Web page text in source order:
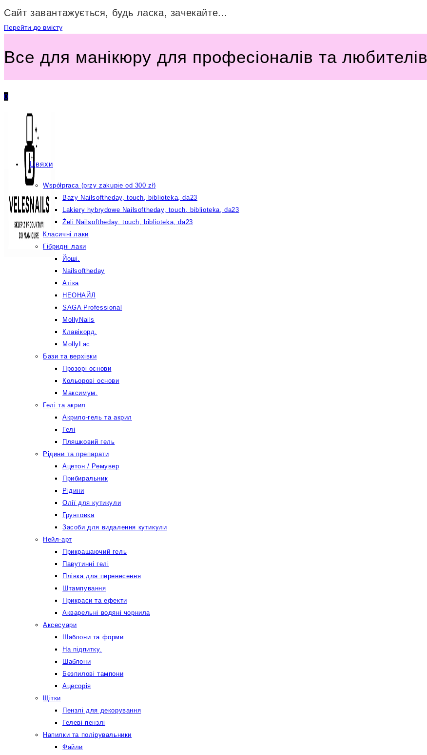
Сайт завантажується, будь ласка, зачекайте...
Перейти до вмісту
Все для манікюру для професіоналів та любителів
0
Цвяхи
Współpraca (przy zakupie od 300 zł)
Bazy Nailsoftheday, touch, biblioteka, da23
Lakiery hybrydowe Nailsoftheday, touch, biblioteka, da23
Żeli Nailsoftheday, touch, biblioteka, da23
Класичні лаки
Гібридні лаки
Йоші.
Nailsoftheday
Атіка
НЕОНАЙЛ
SAGA Professional
MollyNails
Клавікорд.
MollyLac
Бази та верхівки
Прозорі основи
Кольорові основи
Максимум.
Гелі та акрил
Акрило-гель та акрил
Гелі
Пляшковий гель
Рідини та препарати
Ацетон / Ремувер
Прибиральник
Рідини
Олії для кутикули
Грунтовка
Засоби для видалення кутикули
Нейл-арт
Прикрашаючий гель
Павутинні гелі
Плівка для перенесення
Штампування
Прикраси та ефекти
Акварельні водяні чорнила
Аксесуари
Шаблони та форми
На підпитку.
Шаблони
Безпилові тампони
Ацесорія
Щітки
Пензлі для декорування
Гелеві пензлі
Напилки та полірувальники
Файли